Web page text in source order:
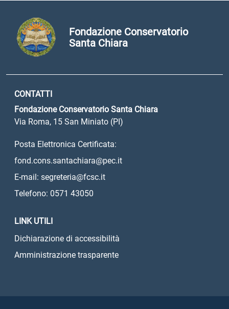
Fondazione Conservatorio
Santa Chiara
CONTATTI
Fondazione Conservatorio Santa Chiara
Via Roma, 15 San Miniato (PI)
Posta Elettronica Certificata:
fond.cons.santachiara@pec.it
E-mail: segreteria@fcsc.it
Telefono: 0571 43050
LINK UTILI
Dichiarazione di accessibilità
Amministrazione trasparente